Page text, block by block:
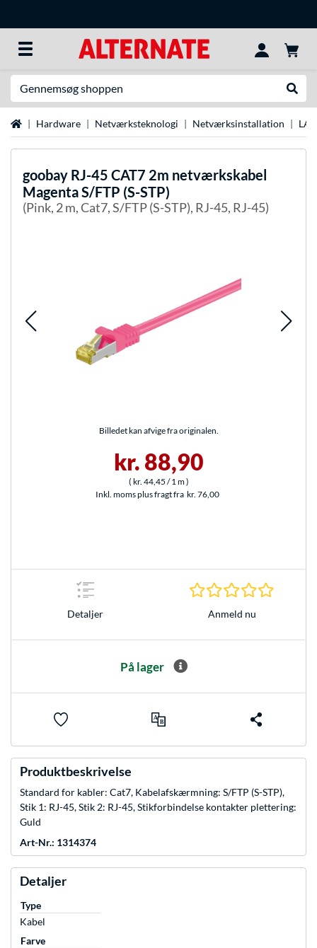
StartsideHardware Netværksteknologi Netværksinstallation
goobay RJ-45 CAT7 2m netværkskabel
Magenta S/FTP (S-STP)
(Pink, 2 m, Cat7, S/FTP (S-STP), RJ-45, RJ-45)
Billedet kan afvige fra originalen.
kr. 88,90
( kr. 44,45 / 1 m)
Inkl. moms plus fragt fra kr. 76,00
Detaljer Anmeld nu
På lager
Produktbeskrivelse
Standard for kabler: Cat7, Kabelafskærmning: S/FTP (S-STP),
Stik 1: RJ-45, Stik 2: RJ-45, Stikforbindelse kontakter plettering:
Guld
Art-Nr.: 1314374
Detaljer
Type
Kabel
Farve